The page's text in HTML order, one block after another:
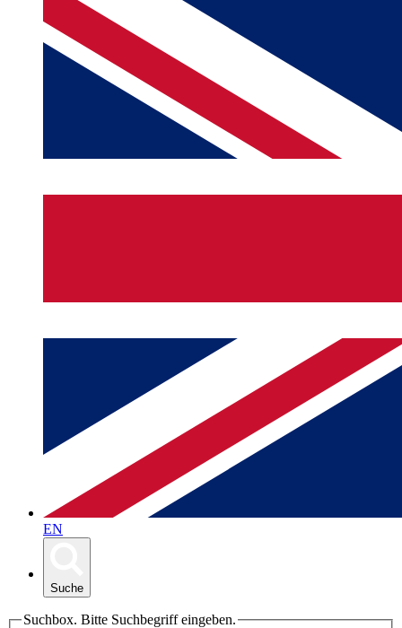
EN
Suche
Suchbox. Bitte Suchbegriff eingeben.